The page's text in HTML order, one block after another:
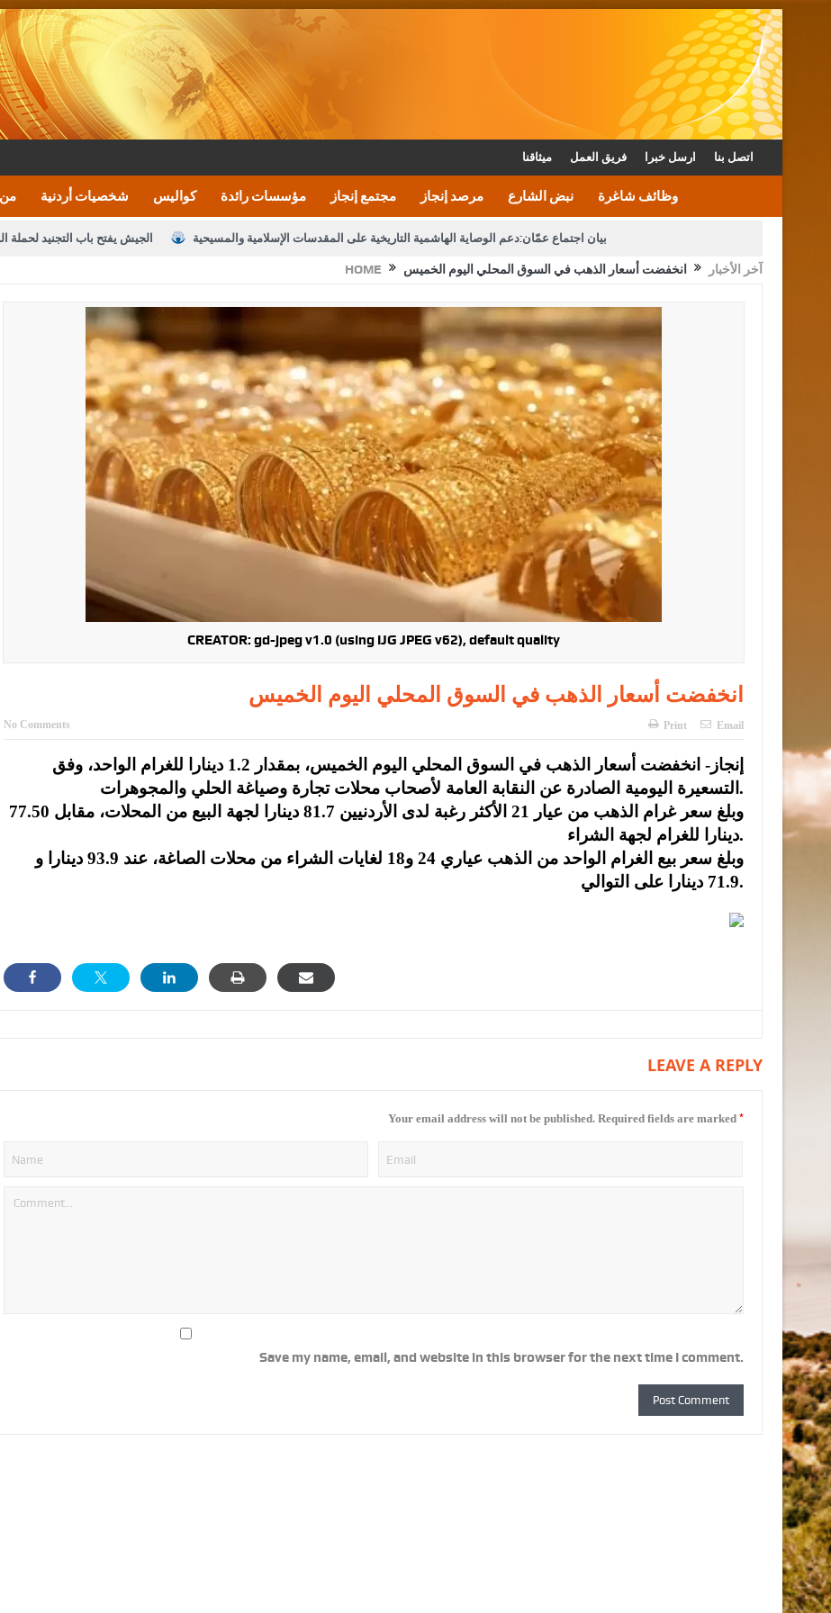
ميثاقنا فريق العمل ارسل خبرا اتصل بنا
من شخصيات أردنية كواليس مؤسسات رائدة مجتمع إنجاز مرصد إنجاز نبض الشارع وظائف شاغرة
الجيش يفتح باب التجنيد لحملة بيان اجتماع عمّان:دعم الوصاية الهاشمية التاريخية على المقدسات الإسلامية والمسيحية
النواب يقر مشروع تعديل قانون الملكية العقارية
القاضي يلتقي رؤساء تحرير الصحف اليومية ويؤكد حرص مجلس دعوة المكلفين بخدمة العلم (الدفعة الثالثة) إلى مراجعة منصة خدمة العلم
الملك يتلقى اتصالا هاتفيا من العاهل البحريني القاضي محمود أحمد فريحات.. مبارك ومزيدا من التوفيق
عارف بيك
HOME آخر الأخبار انخفضت أسعار الذهب في السوق المحلي اليوم الخميس
CREATOR: gd-jpeg v1.0 (using IJG JPEG v62), default quality
انخفضت أسعار الذهب في السوق المحلي اليوم الخميس
No Comments Print Email
إنجاز- انخفضت أسعار الذهب في السوق المحلي اليوم الخميس، بمقدار 1.2 دينارا للغرام الواحد، وفق
التسعيرة اليومية الصادرة عن النقابة العامة لأصحاب محلات تجارة وصياغة الحلي والمجوهرات.
وبلغ سعر غرام الذهب من عيار 21 الأكثر رغبة لدى الأردنيين 81.7 دينارا لجهة البيع من المحلات، مقابل 77.50
دينارا للغرام لجهة الشراء.
وبلغ سعر بيع الغرام الواحد من الذهب عياري 24 و18 لغايات الشراء من محلات الصاغة، عند 93.9 دينارا و
71.9 دينارا على التوالي.
LEAVE A REPLY
Your email address will not be published. Required fields are marked *
Save my name, email, and website in this browser for the next time I comment.